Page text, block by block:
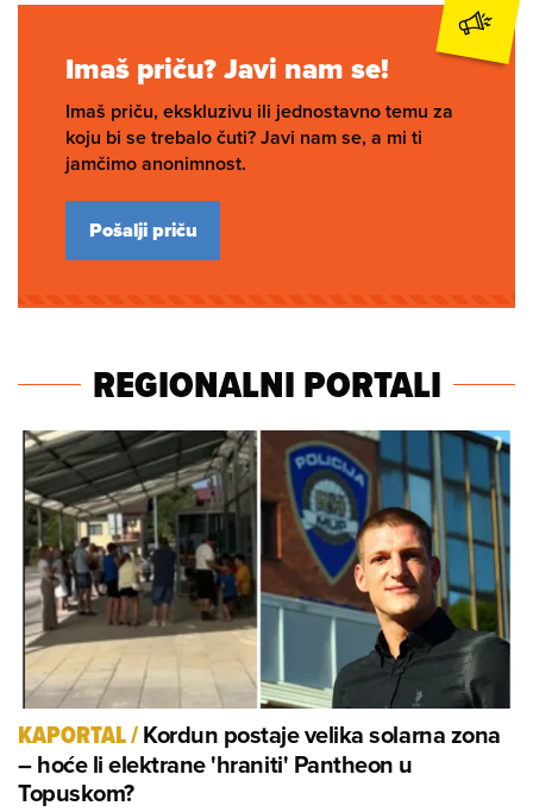
Imaš priču? Javi nam se!
Imaš priču, ekskluzivu ili jednostavno temu za
koju bi se trebalo čuti? Javi nam se, a mi ti
jamčimo anonimnost.
Pošalji priču
REGIONALNI PORTALI
KAPORTAL/Kordun postaje velika solarna zona
– hoće li elektrane 'hraniti' Pantheon u
Topuskom?